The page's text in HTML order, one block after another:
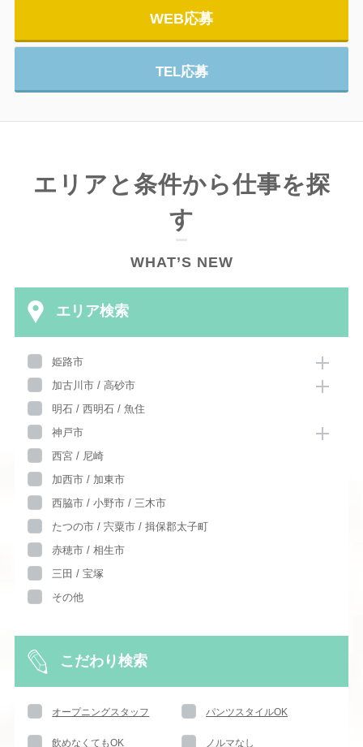
WEB応募
TEL応募
エリアと条件から仕事を探
す
WHAT’S NEW
エリア検索
姫路市
加古川市 / 高砂市
明石 / 西明石 / 魚住
神戸市
西宮 / 尼崎
加西市 / 加東市
西脇市 / 小野市 / 三木市
たつの市 / 宍粟市 / 揖保郡太子町
赤穂市 / 相生市
三田 / 宝塚
その他
こだわり検索
オープニングスタッフ パンツスタイルOK
飲めなくてもOK ノルマなし